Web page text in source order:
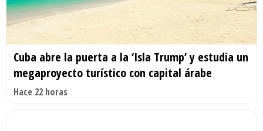
Cuba abre la puerta a la ‘Isla Trump’ y estudia un
megaproyecto turístico con capital árabe
Hace 22 horas